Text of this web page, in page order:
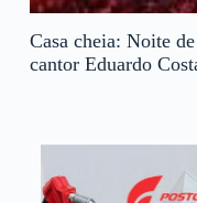
Casa cheia: Noite
cantor Eduardo